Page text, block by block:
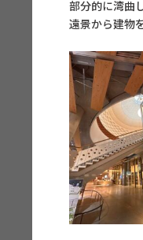
部分的に湾曲
遠景から建物